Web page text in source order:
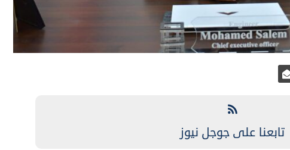
تابعنا على جوجل نيوز